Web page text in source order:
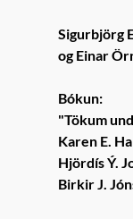
Sigurbjörg
og Einar
Bókun:
"Tökum
Karen E.
Hjördís Ý.
Birkir J.